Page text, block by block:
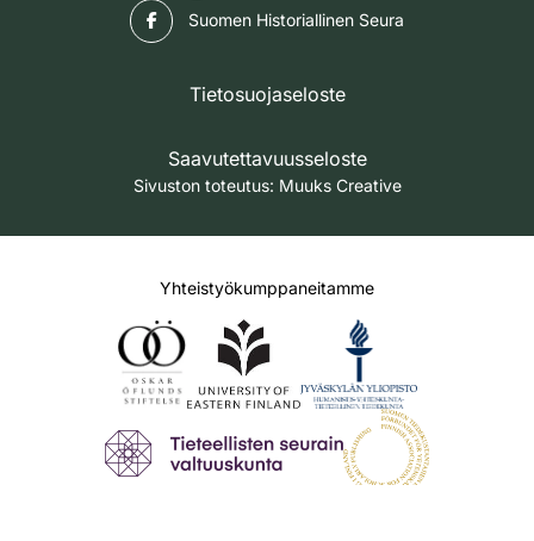
Suomen Historiallinen Seura
Tietosuojaseloste
Saavutettavuusseloste
Sivuston toteutus: Muuks Creative
Yhteistyökumppaneitamme